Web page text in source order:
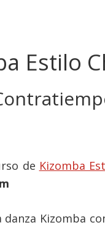
Estilo
de Kizomba
Kizomba